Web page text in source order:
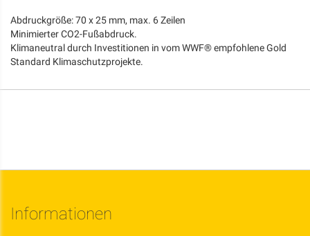
Abdruckgröße: 70 x 25 mm, max. 6 Zeilen
Minimierter CO2-Fußabdruck.
Klimaneutral durch Investitionen in vom WWF® empfohlene Gold
Standard Klimaschutzprojekte.
Informationen